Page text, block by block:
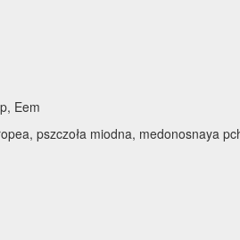
Eem
pszczoła miodna, medonosnaya